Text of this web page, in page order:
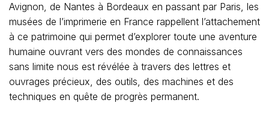
Avignon, de Nantes à Bordeaux en passant par Paris, les
musées de l’imprimerie en France rappellent l’attachement
à ce patrimoine qui permet d’explorer toute une aventure
humaine ouvrant vers des mondes de connaissances
sans limite nous est révélée à travers des lettres et
ouvrages précieux, des outils, des machines et des
techniques en quête de progrès permanent.